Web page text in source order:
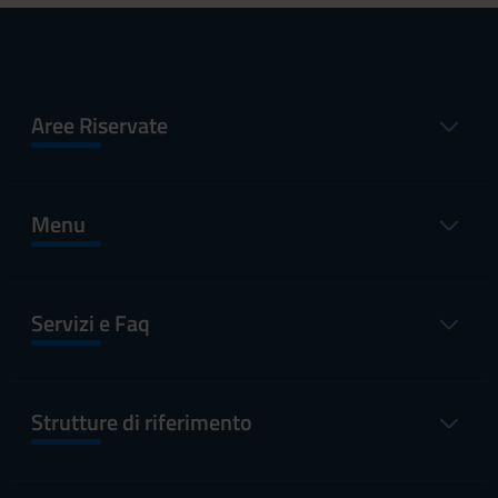
Aree Riservate
Menu
Servizi e Faq
Strutture di riferimento